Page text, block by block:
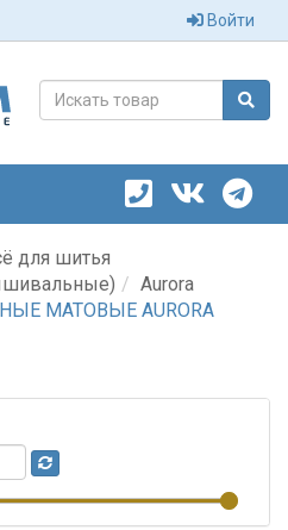
Войти
для шитья
Aurora
МАТОВЫЕ AURORA